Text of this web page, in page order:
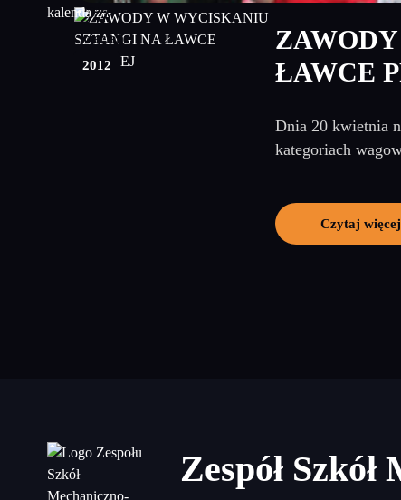
27
kwiecień
2012
ŁAWCE
Dnia 20 kwietnia
kategoriach
Czytaj więcej
Zespół